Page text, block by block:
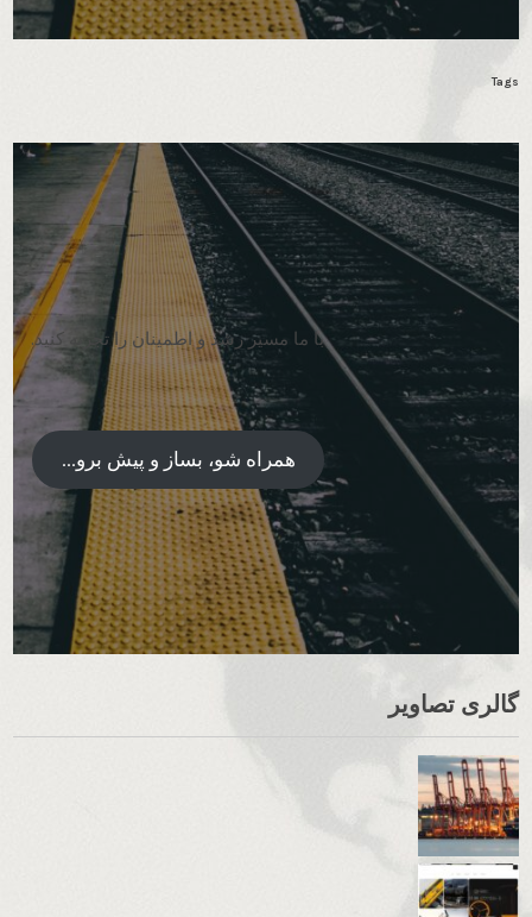
Tags
با ما مسیر رشد و اطمینان را تجربه کنید.
همراه شو، بساز و پیش برو...
گالری تصاویر